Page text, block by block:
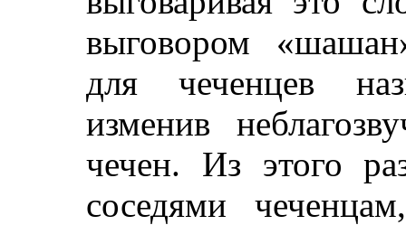
выговором
для чеченцев
изменив
чечен. Из этого
соседями